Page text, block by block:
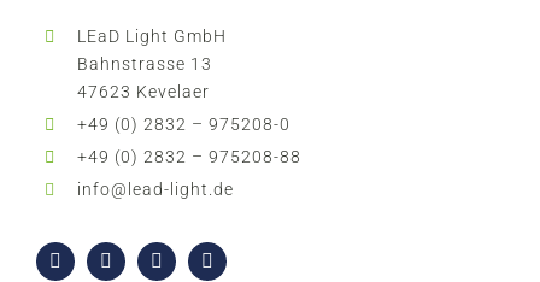
LEaD Light GmbH
Bahnstrasse 13
47623 Kevelaer
+49 (0) 2832 – 975208-0
+49 (0) 2832 – 975208-88
info@lead-light.de